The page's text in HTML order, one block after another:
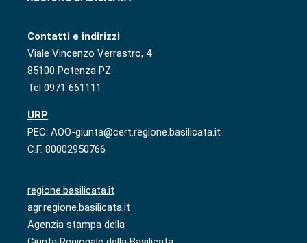
Contatti e indirizzi
Viale Vincenzo Verrastro, 4
85100 Potenza PZ
Tel 0971 661111
URP
PEC: AOO-giunta@cert.regione.basilicata.it
C.F. 80002950766
regione.basilicata.it
agr.regione.basilicata.it
Agenzia stampa della